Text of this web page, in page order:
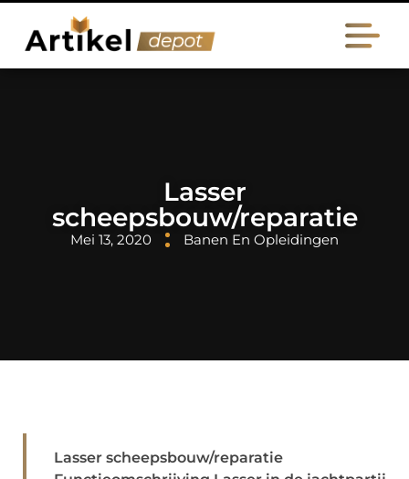
Lasser
scheepsbouw/reparatie
Mei 13, 2020 Banen En Opleidingen
Lasser scheepsbouw/reparatie